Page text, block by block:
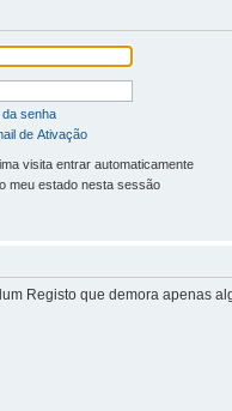
senha
de Ativação
visita entrar automaticamente
meu estado nesta sessão
Registo que demora apenas